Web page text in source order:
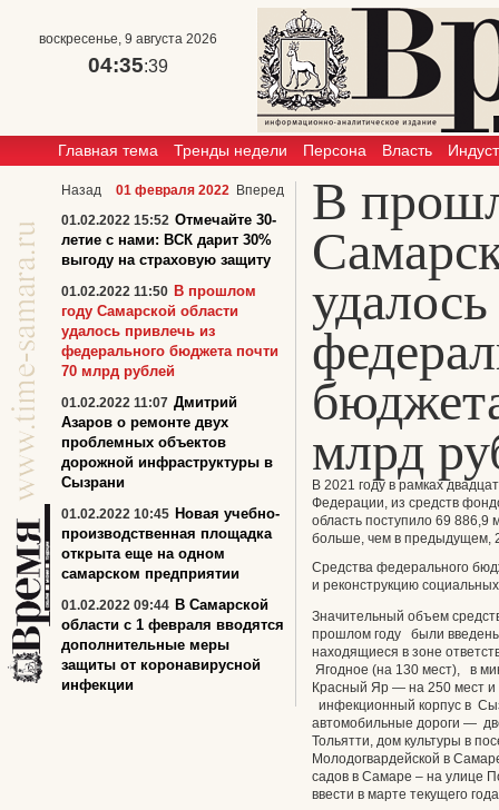
воскресенье, 9 августа 2026
04:35:39
Главная тема Тренды недели Персона Власть
В
млрд
В 2021 году в рамках
Федерации, из средств
область поступило 69
больше, чем в предыдущем,
Средства федерального
и реконструкцию
Значительный объем
прошлом году были
находящиеся в зоне
Ягодное (на 130 мест), в
Красный Яр — на 250 мест
инфекционный корпус в
автомобильные дороги —
Тольятти, дом культуры в
Молодогвардейской в
садов в Самаре – на улице
ввести в марте текущего
Назад 01 февраля 2022 Вперед
01.02.2022 15:52 Отмечайте 30-
летие с нами: ВСК дарит 30%
выгоду на страховую защиту
01.02.2022 11:50 В прошлом
году Самарской области
удалось привлечь из
федерального бюджета почти
70 млрд рублей
01.02.2022 11:07 Дмитрий
Азаров о ремонте двух
проблемных объектов
дорожной инфраструктуры в
Сызрани
01.02.2022 10:45 Новая учебно-
производственная площадка
открыта еще на одном
самарском предприятии
01.02.2022 09:44 В Самарской
области с 1 февраля вводятся
дополнительные меры
защиты от коронавирусной
инфекции